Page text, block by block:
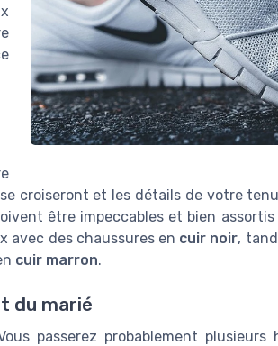
croiseront et les détails de votre
être impeccables et bien
avec des chaussures en cuir noir,
cuir marron.
du marié
passerez probablement plusieurs